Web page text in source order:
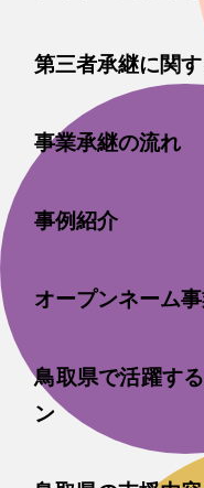
第三者承継に関
事業承継の流れ
事例紹介
オープンネーム
鳥取県で活躍す
ン